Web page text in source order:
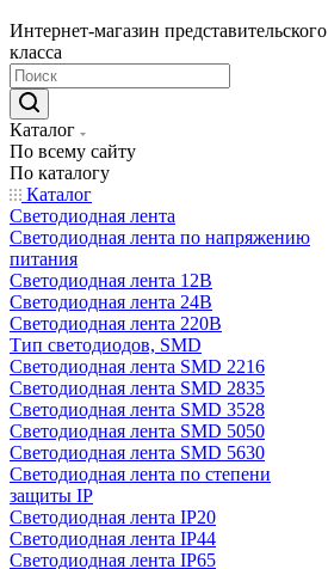
Интернет-магазин представительского
класса
Каталог
По всему сайту
По каталогу
Каталог
Светодиодная лента
Светодиодная лента по напряжению
питания
Светодиодная лента 12В
Светодиодная лента 24В
Светодиодная лента 220В
Тип светодиодов, SMD
Cветодиодная лента SMD 2216
Светодиодная лента SMD 2835
Светодиодная лента SMD 3528
Светодиодная лента SMD 5050
Светодиодная лента SMD 5630
Светодиодная лента по степени
защиты IP
Светодиодная лента IP20
Светодиодная лента IP44
Светодиодная лента IP65